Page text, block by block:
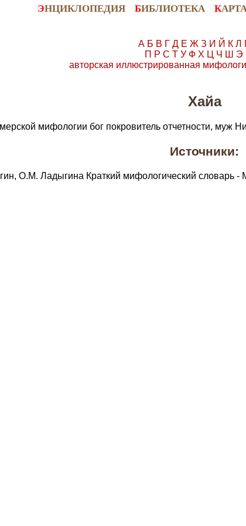
ЭНЦИКЛОПЕДИЯ БИБЛИОТЕКА К
А Б В Г Д Е Ж З И Й К Л
П Р С Т У Ф Х Ц Ч Ш Э
авторская иллюстрированная
Хайа
мифологии бог покровитель отчетности, муж
Источники:
О.М. Ладыгина Краткий мифологический словарь -